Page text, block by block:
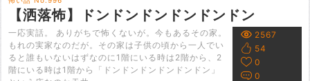
【洒落怖】ドンドンドンドンドンドン
一応実話。 ありがちで怖くないが。今もあるその家。
もれの実家なのだが。その家は子供の頃から一人でい
ると誰もいないはずなのに1階にいる時は2階から、2
階にいる時は1階から「ドンドンドンドンドンドン」
2567
54
0
0